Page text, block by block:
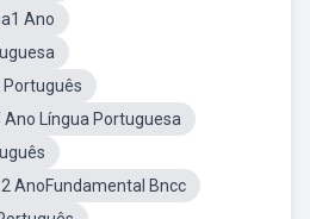
Ano
Português
Língua Portuguesa
AnoFundamental Bncc